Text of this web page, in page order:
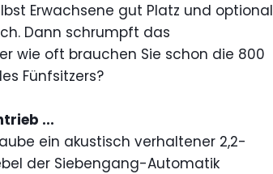
Erwachsene gut Platz und optional
Dann schrumpft das
wie oft brauchen Sie schon die 800
Fünfsitzers?
...
ein akustisch verhaltener 2,2-
der Siebengang-Automatik